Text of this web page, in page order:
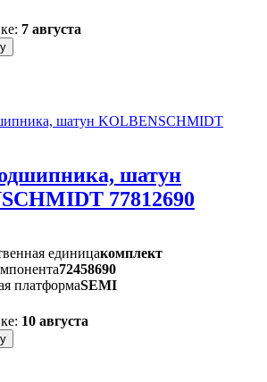
7 августа
шатун
77812690
единицакомплект
72458690
платформаSEMI
10 августа